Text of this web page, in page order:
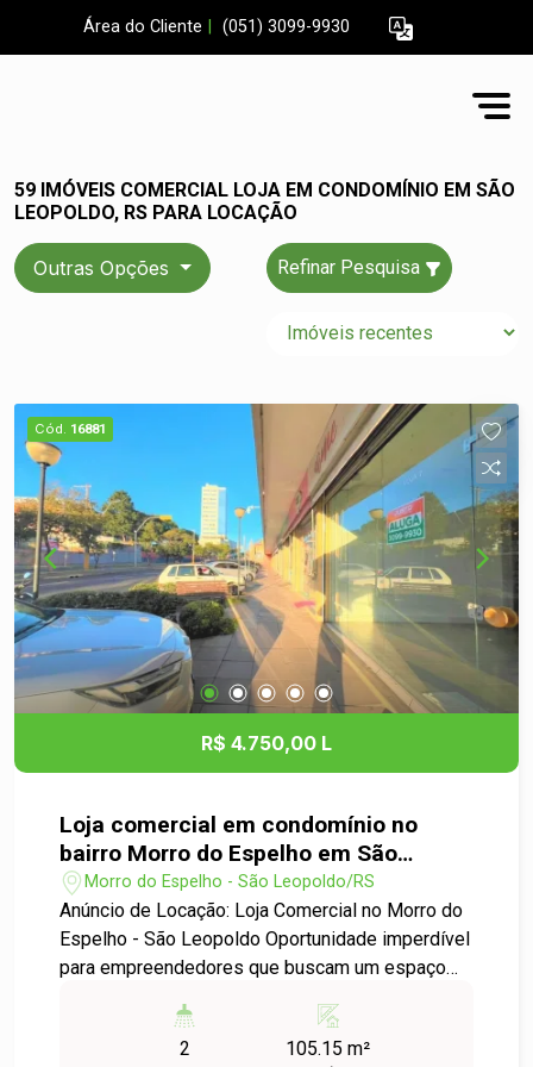
Área do Cliente (051) 3099-9930
59 IMÓVEIS COMERCIAL LOJA EM CONDOMÍNIO EM SÃO
LEOPOLDO, RS PARA LOCAÇÃO
Outras Opções Refinar Pesquisa
Cód. 16881
R$ 4.750,00 L
Loja comercial em condomínio no
bairro Morro do Espelho em São
Leopoldo
Morro do Espelho - São Leopoldo/RS
Anúncio de Locação: Loja Comercial no Morro do
Espelho - São Leopoldo Oportunidade imperdível
para empreendedores que buscam um espaço
locação uma loja comercial em um condomínio
localizado no bairro Morro do Espelho, em São
2 105.15 m²